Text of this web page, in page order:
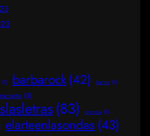
(1) barbarock(42) barrio (1)
(3)
(83) cronica (1)
elarteenlasondas (43)